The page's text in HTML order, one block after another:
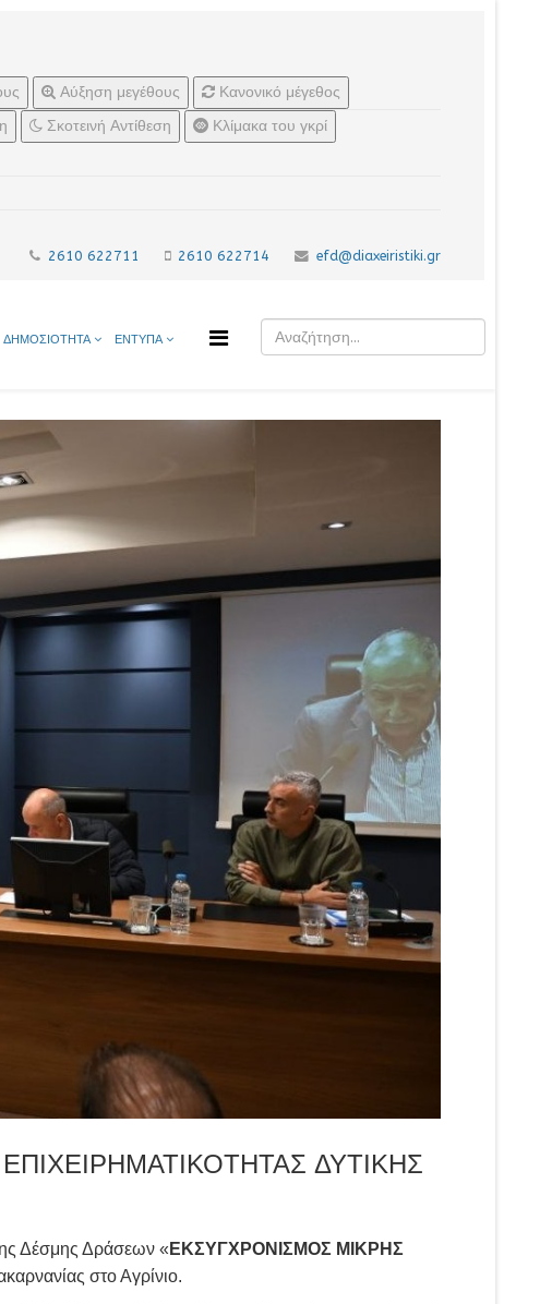
Αύξηση μεγέθους
Κανονικό μέγεθος
Σκοτεινή Αντίθεση
Κλίμακα του γκρί
2610 622711 2610 622714 efd@diaxeiristiki.gr
ΔΗΜΟΣΙΟΤΗΤΑ ΕΝΤΥΠΑ
ΔΥΤΙΚΗΣ
Δέσμης Δράσεων « ΕΚΣΥΓΧΡΟΝΙΣΜΟΣ ΜΙΚΡΗΣ
στο Αγρίνιο.